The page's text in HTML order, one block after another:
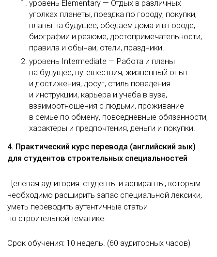
уровень Elementary — Отдых в различных
уголках планеты, поездка по городу, покупки,
планы на будущее, обедаем дома и в городе,
биографии и резюме, достопримечательности,
правила и обычаи, отели, праздники.
уровень Intermediate — Работа и планы
на будущее, путешествия, жизненный опыт
и достижения, досуг, стиль поведения
и инструкции, карьера и учеба в вузе,
взаимоотношения с людьми, проживание
в семье по обмену, повседневные обязанности,
характеры и предпочтения, деньги и покупки.
4. Практический курс перевода (английский зык)
для студентов строительных специальностей
Целевая аудитория: студенты и аспиранты, которым
необходимо расширить запас специальной лексики,
уметь переводить аутентичные статьи
по строительной тематике.
Срок обучения: 10 недель. (60 аудиторных часов)